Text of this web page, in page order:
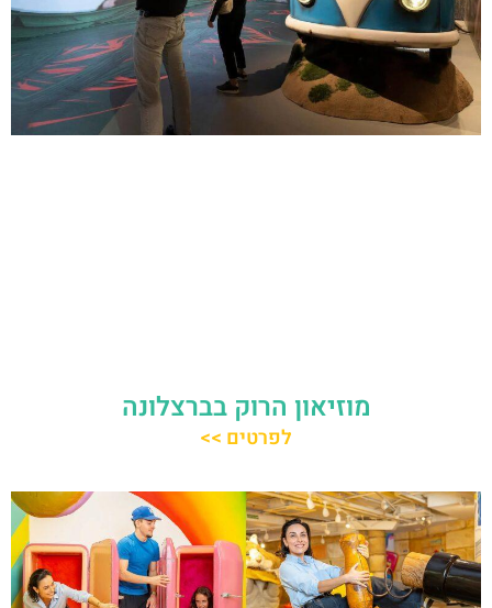
מוזיאון הרוק בברצלונה
לפרטים >>